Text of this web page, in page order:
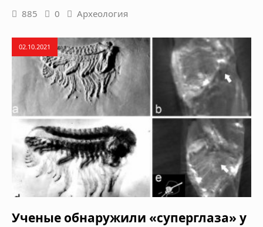
885 0 Археология
02.10.2021
Ученые обнаружили «суперглаза» у